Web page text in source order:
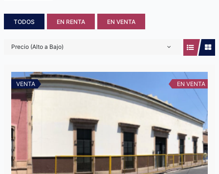
TODOS EN RENTA EN VENTA
Precio (Alto a Bajo)
VENTA EN VENTA